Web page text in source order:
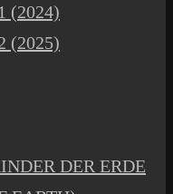
(2024)
(2025)
DER ERDE